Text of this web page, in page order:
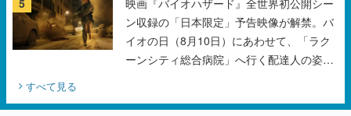
ン収録の「日本限定」予告映像が解禁。バ
イオの日（8月10日）にあわせて、「ラク
ーンシティ総合病院」へ行く配達人の姿が
すべて見る